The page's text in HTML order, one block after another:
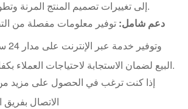
دعم شامل: توفير معلومات مفصلة من
إذا كنت ترغب في الحصول على مزيد
الاتصال بفريق